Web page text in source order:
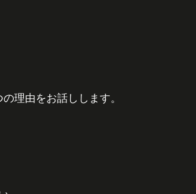
理由をお話しします。